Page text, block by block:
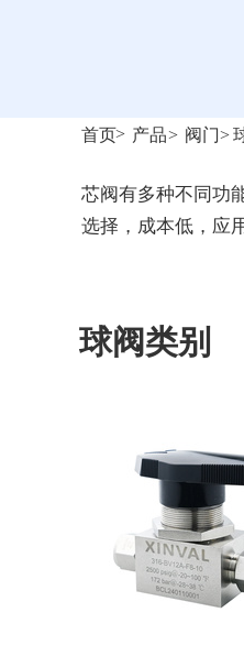
首页> 产品> 阀门>
球阀类别
芯阀有多种不同功
选择，成本低，应